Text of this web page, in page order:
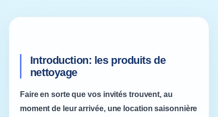
Introduction: les produits de
nettoyage
Faire en sorte que vos invités trouvent, au
moment de leur arrivée, une location saisonnière